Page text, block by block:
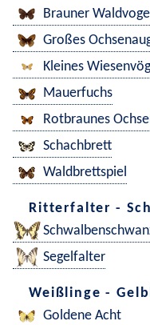
Brauner
Großes
Kleines
Mauerfuchs
Rotbraunes
Schachbrett
Waldbrettspiel
Ritterfalter -
Segelfalter
Weißlinge -
Goldene Acht